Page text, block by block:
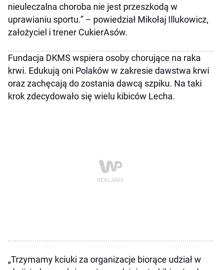
nieuleczalna choroba nie jest przeszkodą w
uprawianiu sportu.” – powiedział Mikołaj Illukowicz,
założyciel i trener CukierAsów.
Fundacja DKMS wspiera osoby chorujące na raka
krwi. Edukują oni Polaków w zakresie dawstwa krwi
oraz zachęcają do zostania dawcą szpiku. Na taki
krok zdecydowało się wielu kibiców Lecha.
„Trzymamy kciuki za organizacje biorące udział w